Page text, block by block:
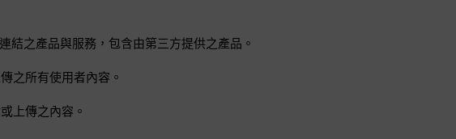
結之產品與服務，包含由第三方提供之產品。
之所有使用者內容。
上傳之內容。